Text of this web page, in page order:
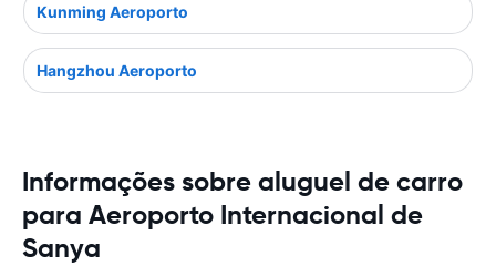
Kunming Aeroporto
Hangzhou Aeroporto
Informações sobre aluguel de carro
para Aeroporto Internacional de
Sanya